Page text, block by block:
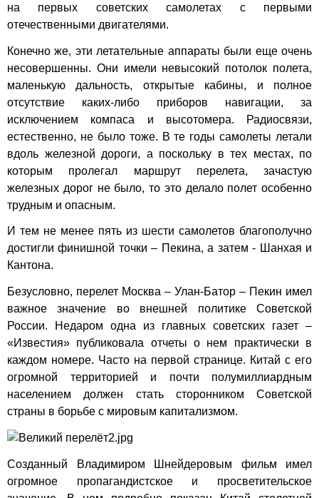
на первых советских самолетах с первыми
отечественными двигателями.
Конечно же, эти летательные аппараты были еще очень
несовершенны. Они имели невысокий потолок полета,
маленькую дальность, открытые кабины, и полное
отсутствие каких-либо приборов навигации, за
исключением компаса и высотомера. Радиосвязи,
естественно, не было тоже. В те годы самолеты летали
вдоль железной дороги, а поскольку в тех местах, по
которым пролегал маршрут перелета, зачастую
железных дорог не было, то это делало полет особенно
трудным и опасным.
И тем не менее пять из шести самолетов благополучно
достигли финишной точки – Пекина, а затем - Шанхая и
Кантона.
Безусловно, перелет Москва – Улан-Батор – Пекин имел
важное значение во внешней политике Советской
России. Недаром одна из главных советских газет –
«Известия» публиковала отчеты о нем практически в
каждом номере. Часто на первой странице. Китай с его
огромной территорией и почти полумиллиардным
населением должен стать сторонником Советской
страны в борьбе с мировым капитализмом.
Созданный Владимиром Шнейдеровым фильм имел
огромное пропагандистское и просветительское